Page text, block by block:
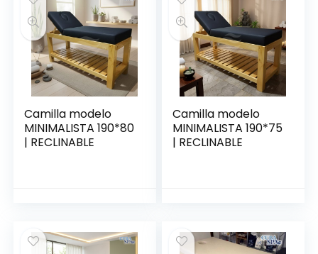
Camilla modelo
MINIMALISTA 190*80
| RECLINABLE
Camilla modelo
MINIMALISTA 190*75
| RECLINABLE